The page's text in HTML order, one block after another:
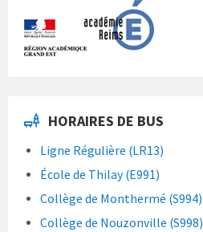
HORAIRES DE BUS
Ligne Régulière (LR13)
École de Thilay (E991)
Collège de Monthermé (S994)
Collège de Nouzonville (S998)